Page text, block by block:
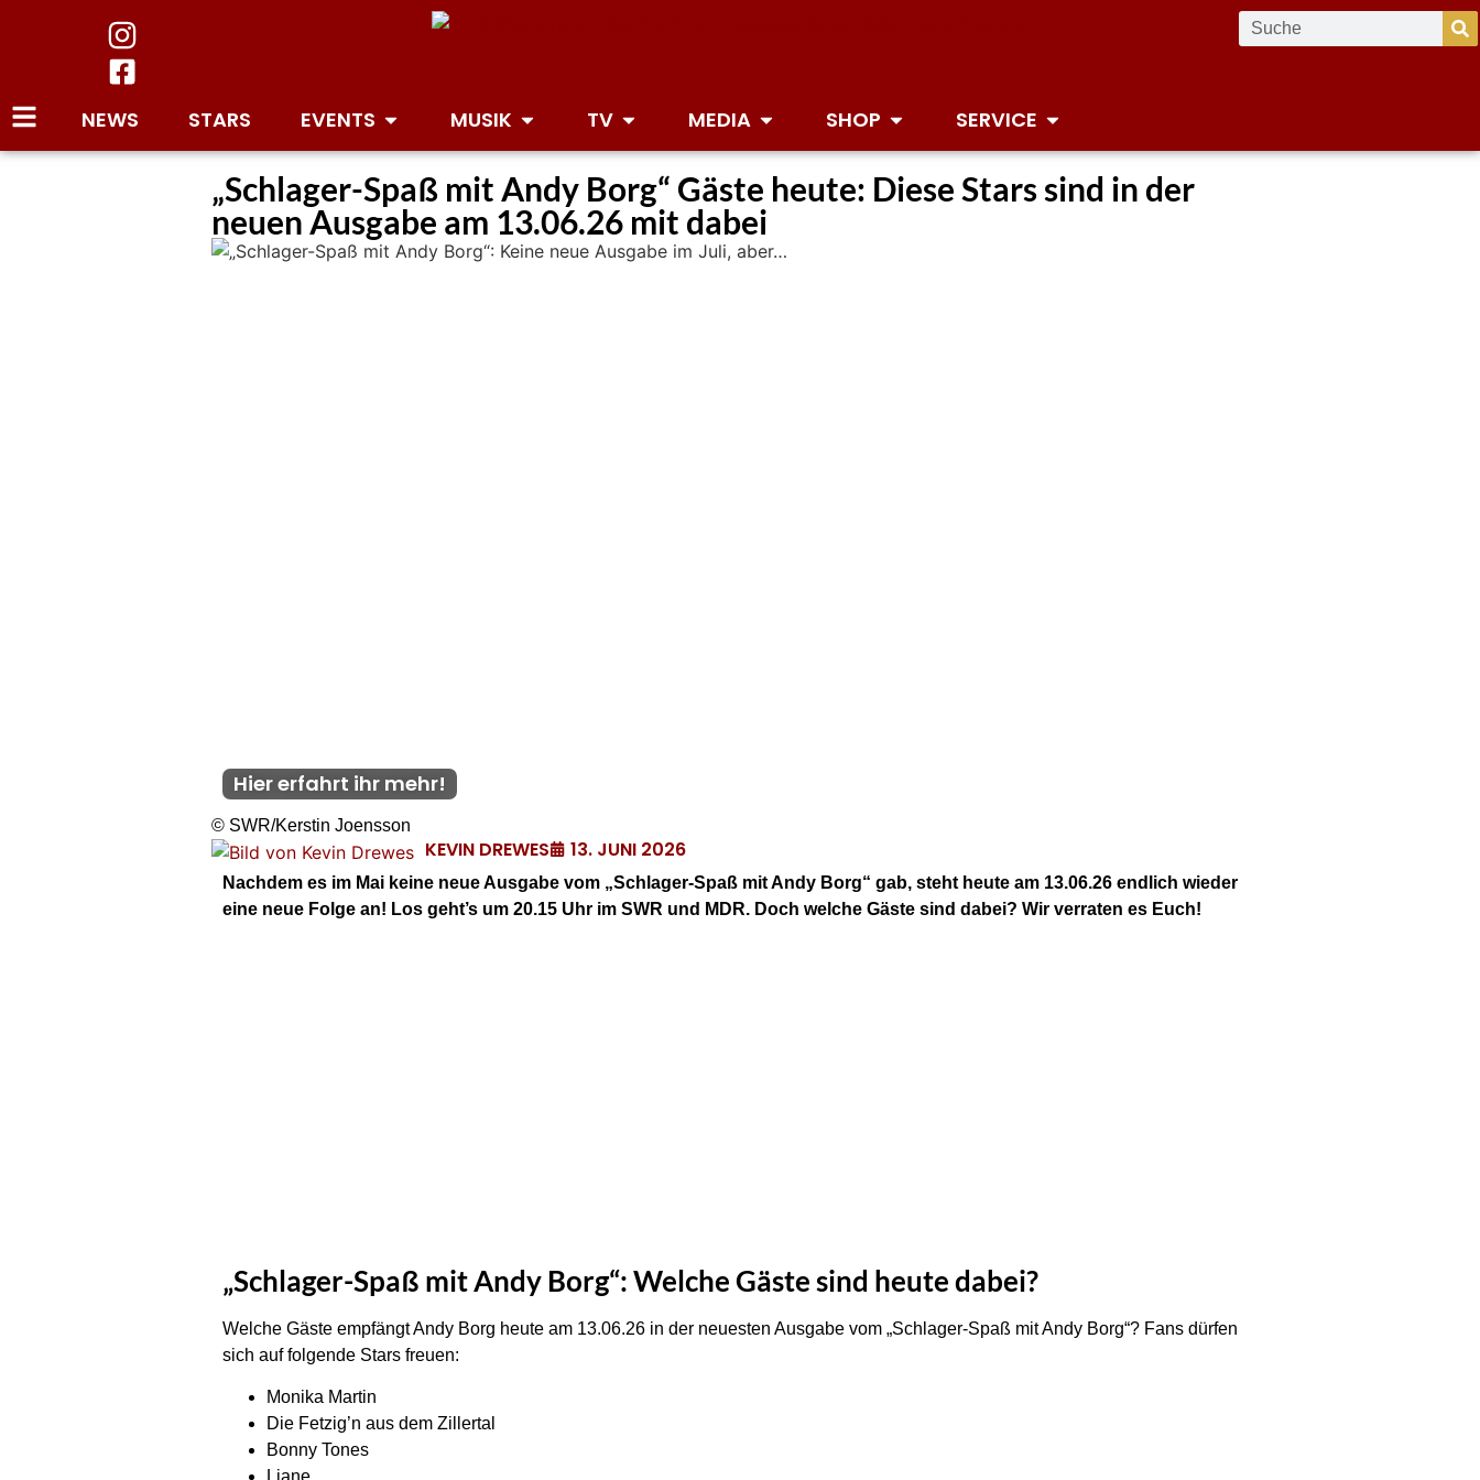
NEWS STARS EVENTS MUSIK TV MEDIA SHOP SERVICE
„Schlager-Spaß mit Andy Borg“ Gäste heute: Diese Stars sind in der
neuen Ausgabe am 13.06.26 mit dabei
Hier erfahrt ihr mehr!
© SWR/Kerstin Joensson
KEVIN DREWES 13. JUNI 2026
Nachdem es im Mai keine neue Ausgabe vom „Schlager-Spaß mit Andy Borg“ gab, steht heute am 13.06.26 endlich wieder
eine neue Folge an! Los geht’s um 20.15 Uhr im SWR und MDR. Doch welche Gäste sind dabei? Wir verraten es Euch!
„Schlager-Spaß mit Andy Borg“: Welche Gäste sind heute dabei?
Welche Gäste empfängt Andy Borg heute am 13.06.26 in der neuesten Ausgabe vom „Schlager-Spaß mit Andy Borg“? Fans dürfen
sich auf folgende Stars freuen:
Monika Martin
Die Fetzig’n aus dem Zillertal
Bonny Tones